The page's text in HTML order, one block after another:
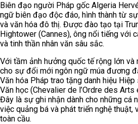
Biên đạo người Pháp gốc Algeria
ngữ biên đạo độc đáo, hình thành từ
và văn hóa đô thị. Được đào tạo tại
Hightower (Cannes), ông nổi tiếng với
và tinh thần nhân văn sâu sắc.
Với tầm ảnh hưởng quốc tế rộng lớn
cho sự đổi mới ngôn ngữ múa đương
Văn hóa Pháp trao tặng danh hiệu
Văn học (Chevalier de l’Ordre des
Đây là sự ghi nhận dành cho những cá
việc quảng bá và phát triển nghệ thuật,
toàn cầu.